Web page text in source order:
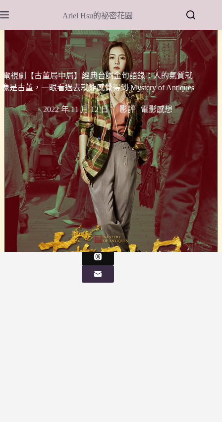
至
主
要
容
Ariel Hsu的祕密花園
電視劇【古董局中局】經典台詞金句語錄：人的氣質就
像是古董，一眼看過去就能感覺得到 Mystery of Antiques
2022 年 11 月 12 日 影評 | 電影感想